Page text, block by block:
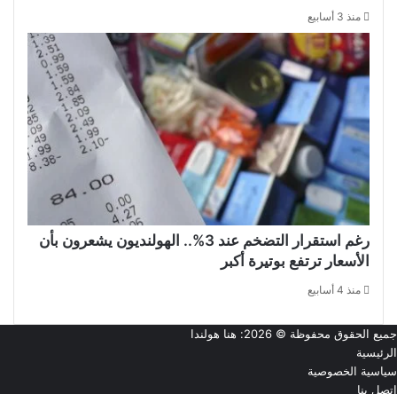
منذ 3 أسابيع
رغم استقرار التضخم عند 3%.. الهولنديون يشعرون بأن
الأسعار ترتفع بوتيرة أكبر
منذ 4 أسابيع
جميع الحقوق محفوظة © 2026:
هنا هولندا
الرئيسية
سياسية الخصوصية
اتصل بنا